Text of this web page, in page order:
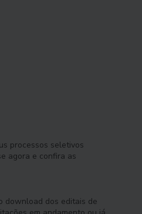
processos seletivos
agora e confira as
download dos editais de